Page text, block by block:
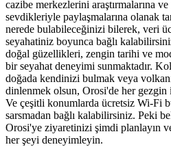
cazibe merkezlerini araştırmalarına
sevdikleriyle paylaşmalarına olanak
nerede bulabileceğinizi bilerek, veri
seyahatiniz boyunca bağlı
doğal güzellikleri, zengin tarihi ve
bir seyahat deneyimi sunmaktadır.
doğada kendinizi bulmak veya
dinlenmek olsun, Orosi'de her gezgin
Ve çeşitli konumlarda ücretsiz Wi-Fi
sarsmadan bağlı kalabilirsiniz. Peki
Orosi'ye ziyaretinizi şimdi planlayın
her şeyi deneyimleyin.